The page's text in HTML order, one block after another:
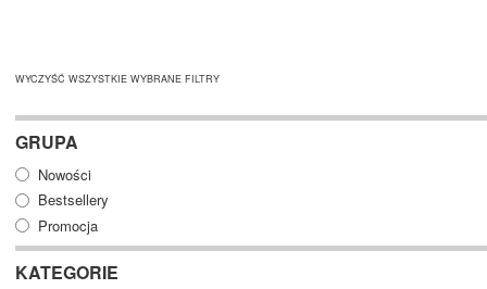
WYCZYŚĆ WSZYSTKIE WYBRANE FILTRY
GRUPA
Nowości
Bestsellery
Promocja
KATEGORIE